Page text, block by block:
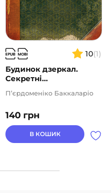
10(1)
Будинок дзеркал.
Секретні...
140 грн
П’єрдоменіко Баккаларіо
В КОШИК